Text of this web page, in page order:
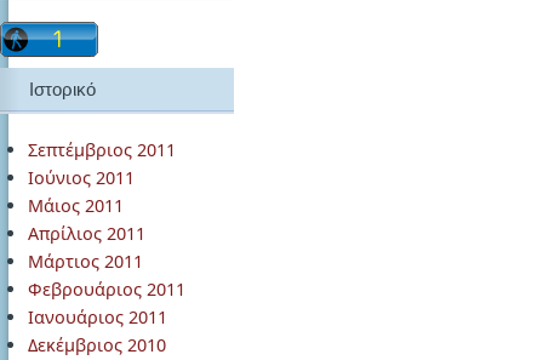
Ιστορικό
Σεπτέμβριος 2011
Ιούνιος 2011
Μάιος 2011
Απρίλιος 2011
Μάρτιος 2011
Φεβρουάριος 2011
Ιανουάριος 2011
Δεκέμβριος 2010